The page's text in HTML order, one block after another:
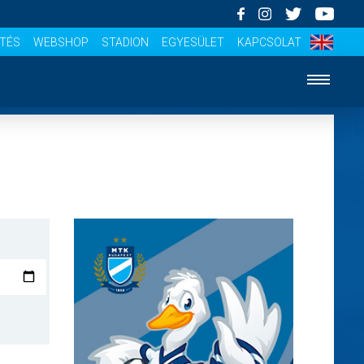
WEBSHOP STADION EGYESÜLET KAPCSOLAT